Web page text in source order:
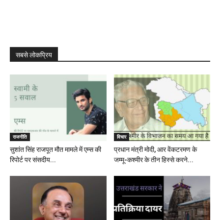
सबसे लोकप्रिय
राजनीति
सुशांत सिंह राजपूत मौत मामले में एम्स की
रिपोर्ट पर संसदीय...
विचार
प्रधान मंत्री मोदी, आर वेंकटरमण के
जम्मू-कश्मीर के तीन हिस्से करने...